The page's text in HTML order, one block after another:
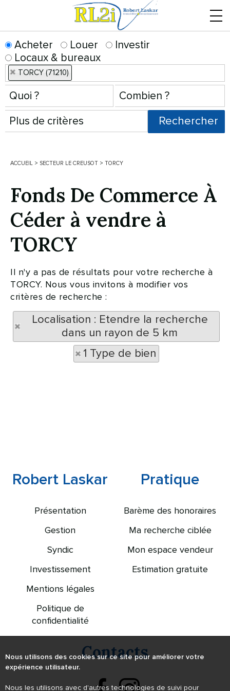
Acheter Louer
Investir
Locaux & bureaux
TORCY (71210)
ACCUEIL > SECTEUR LE CREUSOT > TORCY
Fonds De Commerce À
Céder à vendre à
TORCY
Il n'y a pas de résultats pour votre recherche à
TORCY. Nous vous invitons à modifier vos
critères de recherche :
Localisation : Etendre la recherche
dans un rayon de 5 km
1 Type de bien
Robert Laskar
Présentation
Gestion
Syndic
Investissement
Mentions légales
Politique de
confidentialité
Pratique
Barème des honoraires
Ma recherche ciblée
Mon espace vendeur
Estimation gratuite
Contacts
Nous utilisons des cookies sur ce site pour améliorer votre
expérience utilisateur.
Nous les utilisons avec d'autres technologies de suivi pour